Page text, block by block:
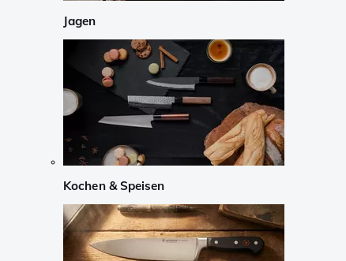
Jagen
Kochen & Speisen